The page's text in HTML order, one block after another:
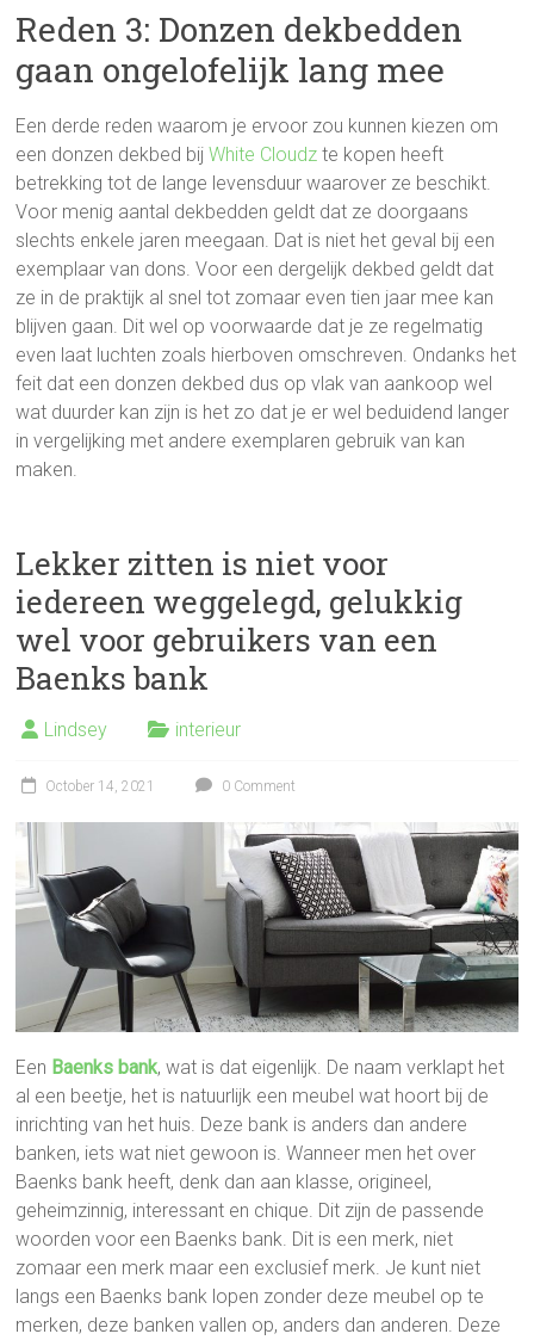
Reden 3: Donzen dekbedden
gaan ongelofelijk lang mee
Een derde reden waarom je ervoor zou kunnen kiezen om
een donzen dekbed bijWhite Cloudz te kopen heeft
betrekking tot de lange levensduur waarover ze beschikt.
Voor menig aantal dekbedden geldt dat ze doorgaans
slechts enkele jaren meegaan. Dat is niet het geval bij een
exemplaar van dons. Voor een dergelijk dekbed geldt dat
ze in de praktijk al snel tot zomaar even tien jaar mee kan
blijven gaan. Dit wel op voorwaarde dat je ze regelmatig
even laat luchten zoals hierboven omschreven. Ondanks het
feit dat een donzen dekbed dus op vlak van aankoop wel
wat duurder kan zijn is het zo dat je er wel beduidend langer
in vergelijking met andere exemplaren gebruik van kan
maken.
Lekker zitten is niet voor
iedereen weggelegd, gelukkig
wel voor gebruikers van een
Baenks bank
Lindsey interieur
October 14, 2021 0 Comment
Een Baenks bank, wat is dat eigenlijk. De naam verklapt het
al een beetje, het is natuurlijk een meubel wat hoort bij de
inrichting van het huis. Deze bank is anders dan andere
banken, iets wat niet gewoon is. Wanneer men het over
Baenks bank heeft, denk dan aan klasse, origineel,
geheimzinnig, interessant en chique. Dit zijn de passende
woorden voor een Baenks bank. Dit is een merk, niet
zomaar een merk maar een exclusief merk. Je kunt niet
langs een Baenks bank lopen zonder deze meubel op te
merken, deze banken vallen op, anders dan anderen. Deze